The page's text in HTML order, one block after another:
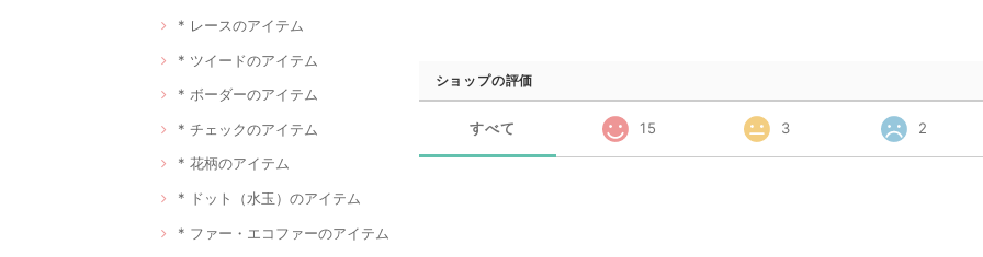
* レースのアイテム
* ツイードのアイテム
* ボーダーのアイテム
* チェックのアイテム
* 花柄のアイテム
* ドット（水玉）のアイテム
* ファー・エコファーのアイテム
ショップの評価
すべて 15 3 2